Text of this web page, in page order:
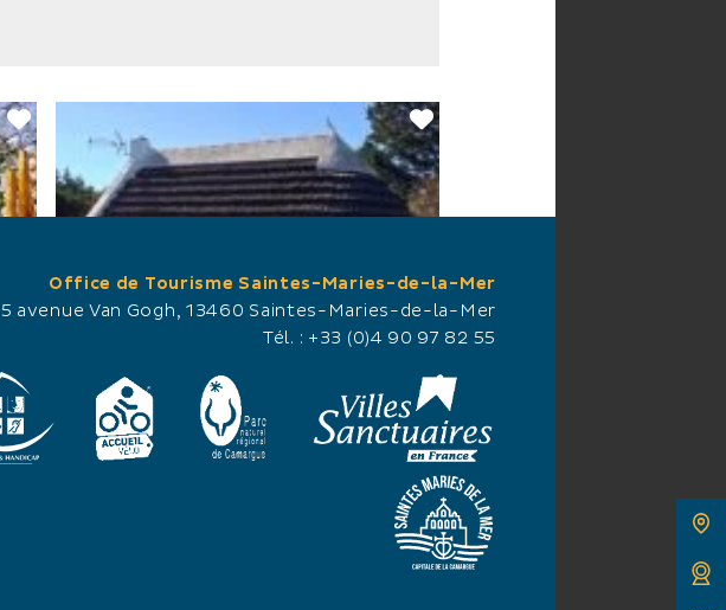
Le Mas de la Cabanette, propose une
cabane de gardian traditionnelle. A deux
Office de Tourisme Saintes-Maries-de-la-Mer
5 avenue Van Gogh, 13460 Saintes-Maries-de-la-Mer
Tél. : +33 (0)4 90 97 82 55